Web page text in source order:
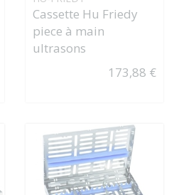
Cassette Hu Friedy
piece à main
ultrasons
173,88 €